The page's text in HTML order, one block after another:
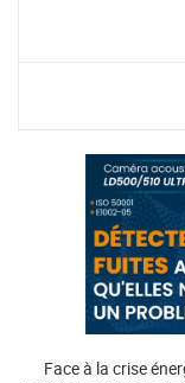
Face à la crise